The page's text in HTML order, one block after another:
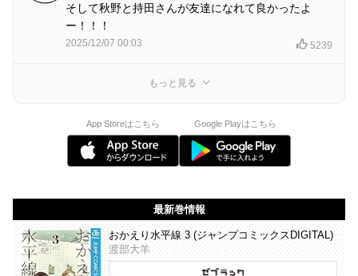
そして秋野と持田さんが友達になれて良かったよ
ー！！！
2025/12/07 00:03 5239
もっと見る
App Storeはこちら Google Playはこちら
最新巻情報
おかえり水平線 3 (ジャンプコミックスDIGITAL)
渡部大羊